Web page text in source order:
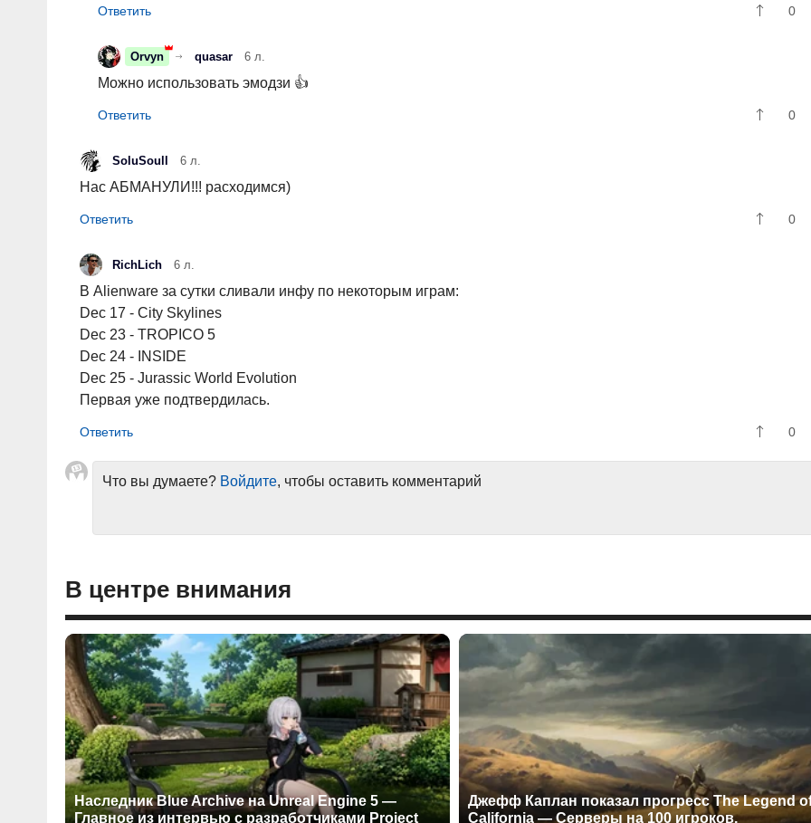
0
Orvyn quasar 6 л.
Можно использовать эмодзи 👍
0
SoluSoull 6 л.
Нас АБМАНУЛИ!!! расходимся)
0
RichLich 6 л.
В Alienware за сутки сливали инфу по некоторым играм:
Dec 17 - City Skylines
Dec 23 - TROPICO 5
Dec 24 - INSIDE
Dec 25 - Jurassic World Evolution
Первая уже подтвердилась.
0
Что вы думаете? Войдите, чтобы оставить комментарий
В центре внимания
Наследник Blue Archive на Unreal Engine 5 —
Главное из интервью с разработчиками Project
Джефф Каплан показал прогресс The Legend
California — Серверы на 100 игроков,